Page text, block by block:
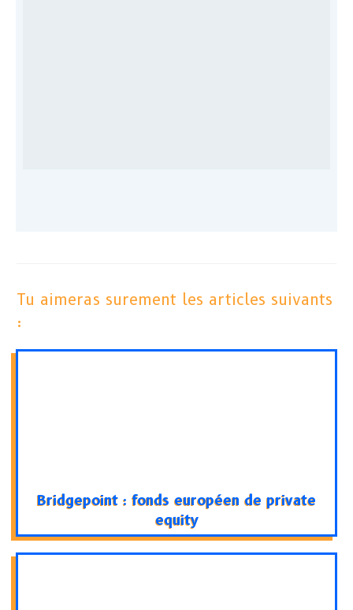
Tu aimeras surement les articles suivants
:
Bridgepoint : fonds européen de private
equity